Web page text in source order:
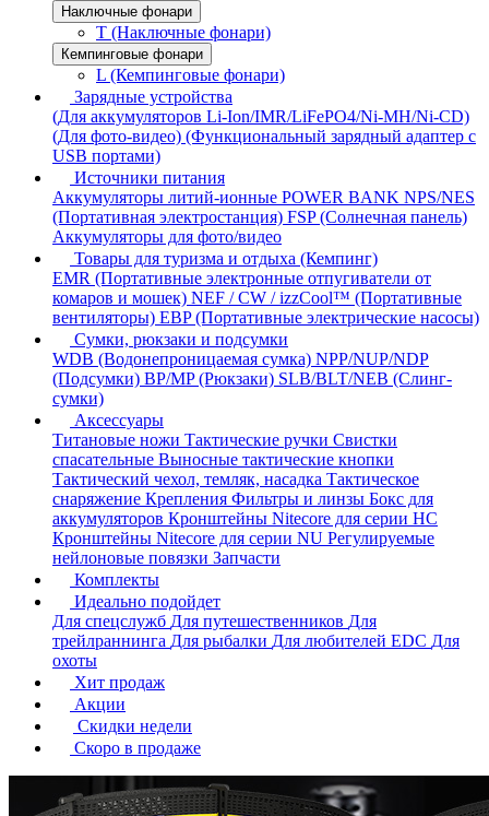
Наключные фонари
T (Наключные фонари)
Кемпинговые фонари
L (Кемпинговые фонари)
Зарядные устройства
(Для аккумуляторов Li-Ion/IMR/LiFePO4/Ni-MH/Ni-CD)
(Для фото-видео) (Функциональный зарядный адаптер с
USB портами)
Источники питания
Аккумуляторы литий-ионные POWER BANK NPS/NES
(Портативная электростанция) FSP (Солнечная панель)
Аккумуляторы для фото/видео
Товары для туризма и отдыха (Кемпинг)
EMR (Портативные электронные отпугиватели от
комаров и мошек) NEF / CW / izzCool™ (Портативные
вентиляторы) EBP (Портативные электрические насосы)
Сумки, рюкзаки и подсумки
WDB (Водонепроницаемая сумка) NPP/NUP/NDP
(Подсумки) BP/MP (Рюкзаки) SLB/BLT/NEB (Слинг-
сумки)
Аксессуары
Титановые ножи Тактические ручки Свистки
спасательные Выносные тактические кнопки
Тактический чехол, темляк, насадка Тактическое
снаряжение Крепления Фильтры и линзы Бокс для
аккумуляторов Кронштейны Nitecore для серии HС
Кронштейны Nitecore для серии NU Регулируемые
нейлоновые повязки Запчасти
Комплекты
Идеально подойдет
Для спецслужб Для путешественников Для
трейлраннинга Для рыбалки Для любителей EDC Для
охоты
Хит продаж
Акции
Скидки недели
Скоро в продаже